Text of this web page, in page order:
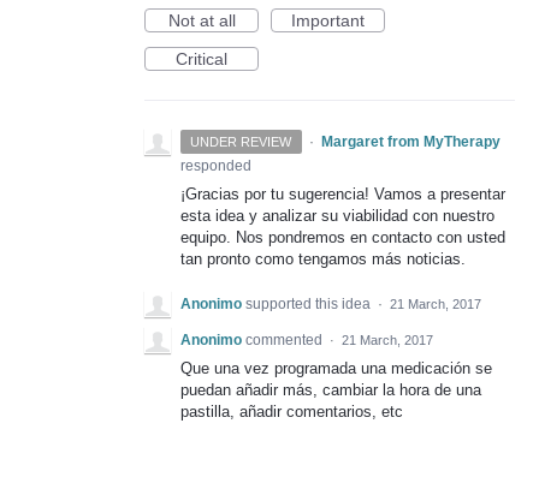
Not at all
Important
Critical
UNDER REVIEW ·
Margaret from MyTherapy
responded
¡Gracias por tu sugerencia! Vamos a presentar
esta idea y analizar su viabilidad con nuestro
equipo. Nos pondremos en contacto con usted
tan pronto como tengamos más noticias.
Anonimo supported this idea · 21 March, 2017
Anonimo commented · 21 March, 2017
Que una vez programada una medicación se
puedan añadir más, cambiar la hora de una
pastilla, añadir comentarios, etc